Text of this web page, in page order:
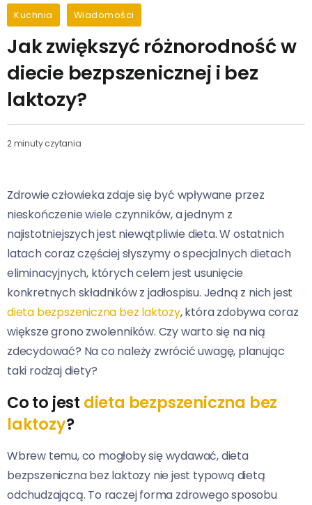
Kuchnia Wiadomości
Jak zwiększyć różnorodność w
diecie bezpszenicznej i bez
laktozy?
2 minuty czytania
Zdrowie człowieka zdaje się być wpływane przez
nieskończenie wiele czynników, a jednym z
najistotniejszych jest niewątpliwie dieta. W ostatnich
latach coraz częściej słyszymy o specjalnych dietach
eliminacyjnych, których celem jest usunięcie
konkretnych składników z jadłospisu. Jedną z nich jest
dieta bezpszeniczna bez laktozy, która zdobywa coraz
większe grono zwolenników. Czy warto się na nią
zdecydować? Na co należy zwrócić uwagę, planując
taki rodzaj diety?
Co to jest dieta bezpszeniczna bez
laktozy?
Wbrew temu, co mogłoby się wydawać, dieta
bezpszeniczna bez laktozy nie jest typową dietą
odchudzającą. To raczej forma zdrowego sposobu